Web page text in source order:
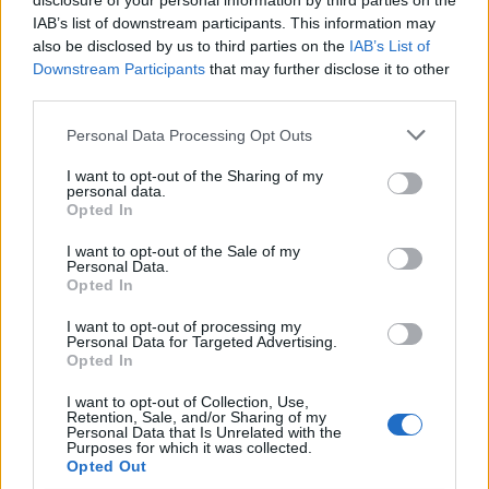
IAB’s list of downstream participants. This information may
also be disclosed by us to third parties on the IAB’s List of
Downstream Participants that may further disclose it to other
Personal Data Processing Opt Outs
I want to opt-out of the Sharing of my
personal data.
Opted In
I want to opt-out of the Sale of my
Personal Data.
Opted In
I want to opt-out of processing my
Personal Data for Targeted Advertising.
Opted In
I want to opt-out of Collection, Use,
Retention, Sale, and/or Sharing of my
Personal Data that Is Unrelated with the
Purposes for which it was collected.
Opted Out
deve esserebreve,efficacein termini di comunicazione
e rappresentare lamissiono ilbrandda proporre al
pubblico, per non trasmettere messaggi ingannevoli.
RISPETTO DEL DECORO E DEL SENSO
DEL PUDORE ALTRUI
Sembra banale ricordarlo, ma il rispetto di questo punto
non è così scontato. Il nome legale
deve violare la morale e le leggi, né contenere
espressioni poco rispettose, offensive, discriminatorie o
che turbino il senso del pudore delle persone.
Società con lo stesso nome, cosa